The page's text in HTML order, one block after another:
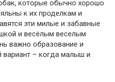
которые обычно хорошо
к их проделкам и
эти милые и забавные
и весёлым веселым
важно образование и
вариант – когда малыш и